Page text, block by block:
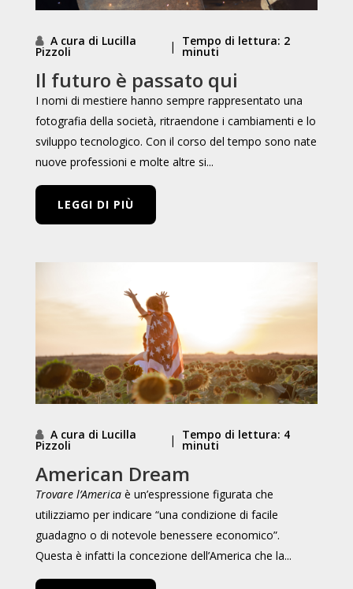
A cura di Lucilla
Pizzoli | Tempo di lettura: 2
minuti
Il futuro è passato qui
I nomi di mestiere hanno sempre rappresentato una
fotografia della società, ritraendone i cambiamenti e lo
sviluppo tecnologico. Con il corso del tempo sono nate
nuove professioni e molte altre si...
LEGGI DI PIÙ
A cura di Lucilla
Pizzoli | Tempo di lettura: 4
minuti
American Dream
Trovare l’Americaè un’espressione figurata che
utilizziamo per indicare “una condizione di facile
guadagno o di notevole benessere economico”.
Questa è infatti la concezione dell’America che la...